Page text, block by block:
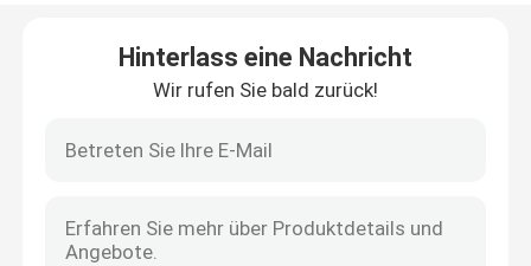
Hinterlass eine Nachricht
Wir rufen Sie bald zurück!